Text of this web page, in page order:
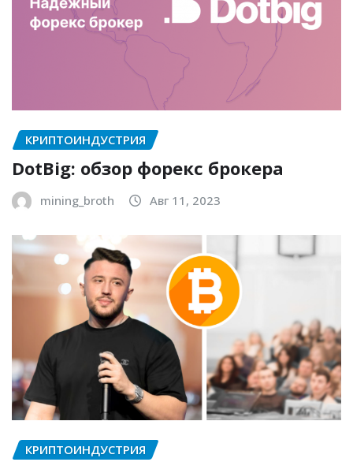
КРИПТОИНДУСТРИЯ
DotBig: обзор форекс брокера
mining_broth Авг 11, 2023
КРИПТОИНДУСТРИЯ